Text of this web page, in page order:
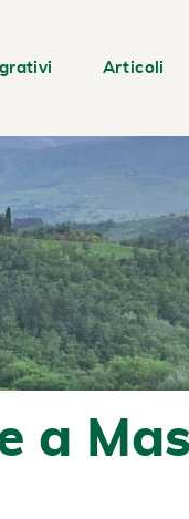
Articoli
a